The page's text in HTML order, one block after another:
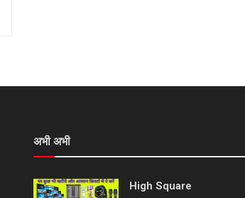
अभी अभी
High Square